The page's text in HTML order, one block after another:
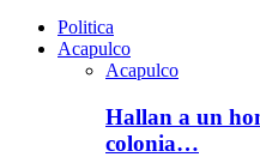
Politica
Acapulco
Acapulco
Hallan a un
colonia…